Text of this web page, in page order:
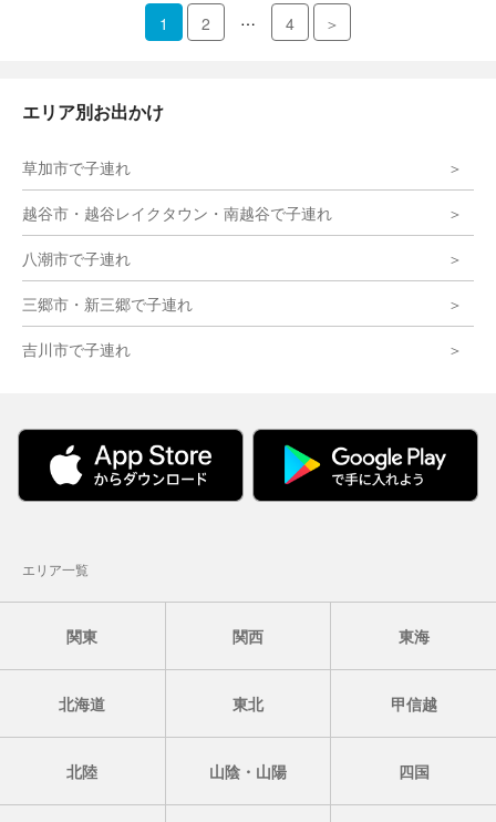
1 2 … 4 ＞
エリア別お出かけ
草加市で子連れ
越谷市・越谷レイクタウン・南越谷で子連れ
八潮市で子連れ
三郷市・新三郷で子連れ
吉川市で子連れ
エリア一覧
関東 関西 東海
北海道 東北 甲信越
北陸 山陰・山陽 四国